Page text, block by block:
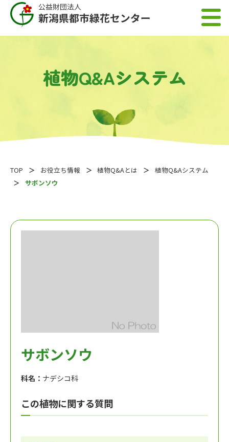
植物Q&Aシステム
TOP お役立ち情報 植物Q&Aとは
植物Q&Aシステム
サボンソウ
サボンソウ
科名： ナデシコ科
この植物に関する質問